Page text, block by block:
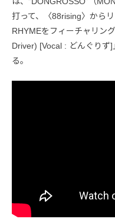
打って、〈88rising〉から
RHYMEをフィーチャリン
Driver) [Vocal : どんぐりず
る。